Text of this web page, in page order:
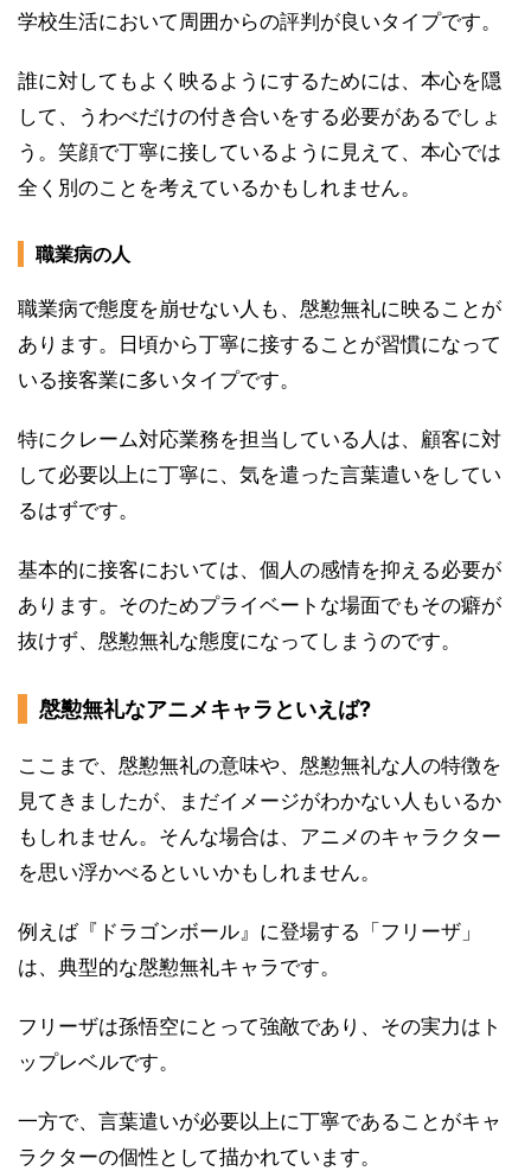
学校生活において周囲からの評判が良いタイプです。
誰に対してもよく映るようにするためには、本心を隠
して、うわべだけの付き合いをする必要があるでしょ
う。笑顔で丁寧に接しているように見えて、本心では
全く別のことを考えているかもしれません。
職業病の人
職業病で態度を崩せない人も、慇懃無礼に映ることが
あります。日頃から丁寧に接することが習慣になって
いる接客業に多いタイプです。
特にクレーム対応業務を担当している人は、顧客に対
して必要以上に丁寧に、気を遣った言葉遣いをしてい
るはずです。
基本的に接客においては、個人の感情を抑える必要が
あります。そのためプライベートな場面でもその癖が
抜けず、慇懃無礼な態度になってしまうのです。
慇懃無礼なアニメキャラといえば?
ここまで、慇懃無礼の意味や、慇懃無礼な人の特徴を
見てきましたが、まだイメージがわかない人もいるか
もしれません。そんな場合は、アニメのキャラクター
を思い浮かべるといいかもしれません。
例えば『ドラゴンボール』に登場する「フリーザ」
は、典型的な慇懃無礼キャラです。
フリーザは孫悟空にとって強敵であり、その実力はト
ップレベルです。
一方で、言葉遣いが必要以上に丁寧であることがキャ
ラクターの個性として描かれています。